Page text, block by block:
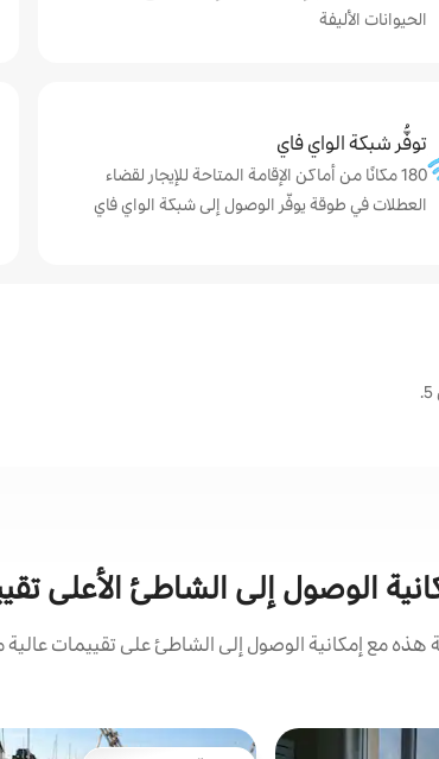
الحيوانات الأليفة
توفُّر شبكة الواي فاي
180 مكانًا من أماكن الإقامة المتاحة للإيجار لقضاء
العطلات في طوقة يوفّر الوصول إلى شبكة الواي فاي
الوصول إلى الشاطئ الأعلى
مع إمكانية الوصول إلى الشاطئ على تقييمات عالية